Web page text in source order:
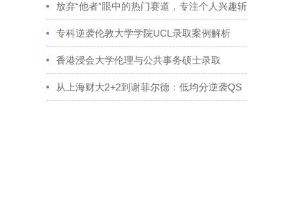
放弃“他者”眼中的热门赛道，专注个人兴趣斩
获藤校offer｜成功跨专业申请经验分享
专科逆袭伦敦大学学院UCL录取案例解析
香港浸会大学伦理与公共事务硕士录取
从上海财大2+2到谢菲尔德：低均分逆袭QS